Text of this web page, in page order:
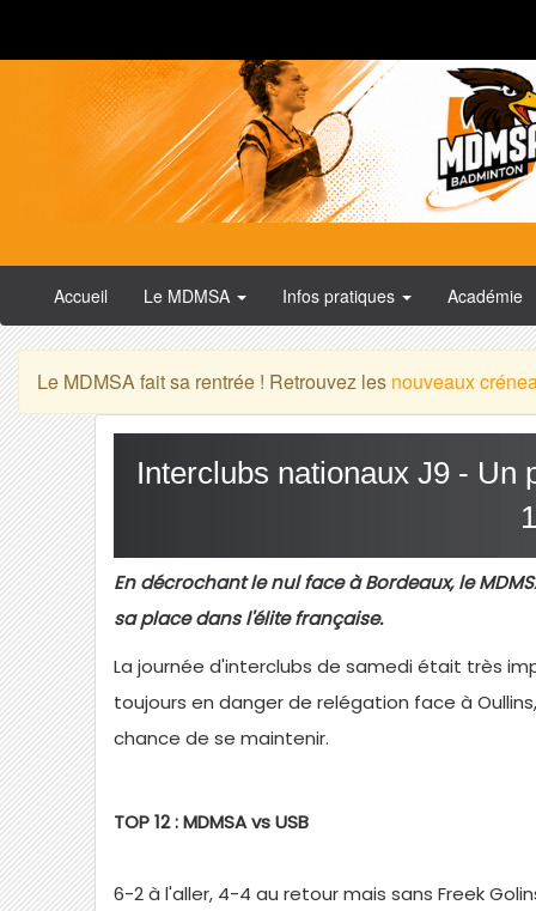
Accueil Le MDMSA Infos pratiques Académie
Le MDMSA fait sa rentrée ! Retrouvez les nouveaux
Interclubs nationaux J9 - Un
En décrochant le nul face à Bordeaux, le
sa place dans l'élite française.
La journée d'interclubs de samedi était très
toujours en danger de relégation face à
chance de se maintenir.
TOP 12 : MDMSA vs USB
6-2 à l'aller, 4-4 au retour mais sans Freek